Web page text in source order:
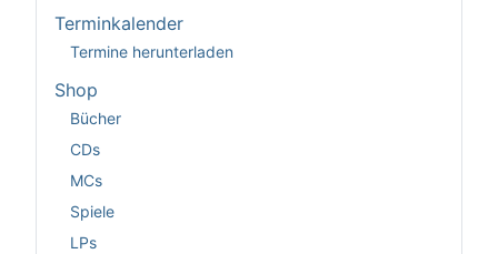
Terminkalender
Termine herunterladen
Shop
Bücher
CDs
MCs
Spiele
LPs